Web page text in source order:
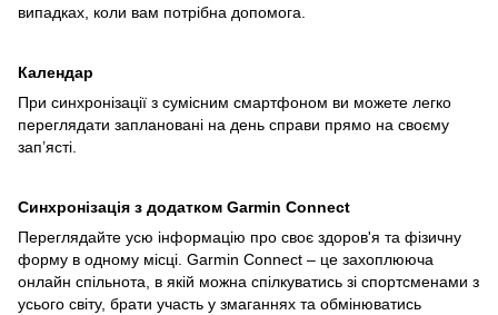
випадках, коли вам потрібна допомога.
Календар
При синхронізації з сумісним смартфоном ви можете легко
переглядати заплановані на день справи прямо на своєму
зап’ясті.
Синхронізація з додатком Garmin Connect
Переглядайте усю інформацію про своє здоров'я та фізичну
форму в одному місці. Garmin Connect – це захоплююча
онлайн спільнота, в якій можна спілкуватись зі спортсменами з
усього світу, брати участь у змаганнях та обмінюватись